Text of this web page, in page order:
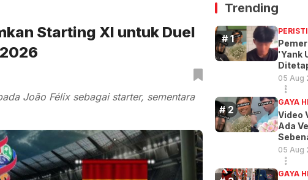
Starting XI untuk Duel
João Félix sebagai starter, sementara
Trending
'Yank
05 Aug
GAYA
Video
Ada
05 Aug
GAYA